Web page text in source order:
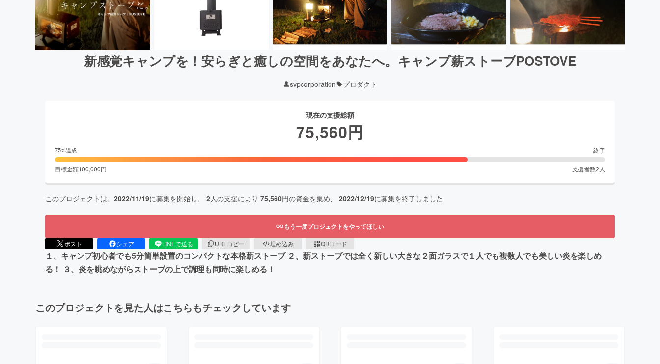
新感覚キャンプを！安らぎと癒しの空間をあなたへ。キャンプ薪ストーブPOSTOVE
svpcorporation プロダクト
現在の支援総額
75,560円
75%達成 終了
目標金額100,000円 支援者数2 人
このプロジェクトは、 2022/11/19に募集を開始し、 2人の支援により 75,560円の資金を集め、 2022/12/19に募集を終了しました
もう一度プロジェクトをやってほしい
ポスト シェア LINEで送る URLコピー 埋め込み QRコード
１、キャンプ初心者でも5分簡単設置のコンパクトな本格薪ストーブ ２、薪ストーブでは全く新しい大きな２面ガラスで１人でも複数人でも美しい炎を楽しめ
る！ ３、炎を眺めながらストーブの上で調理も同時に楽しめる！
このプロジェクトを見た人はこちらもチェックしています